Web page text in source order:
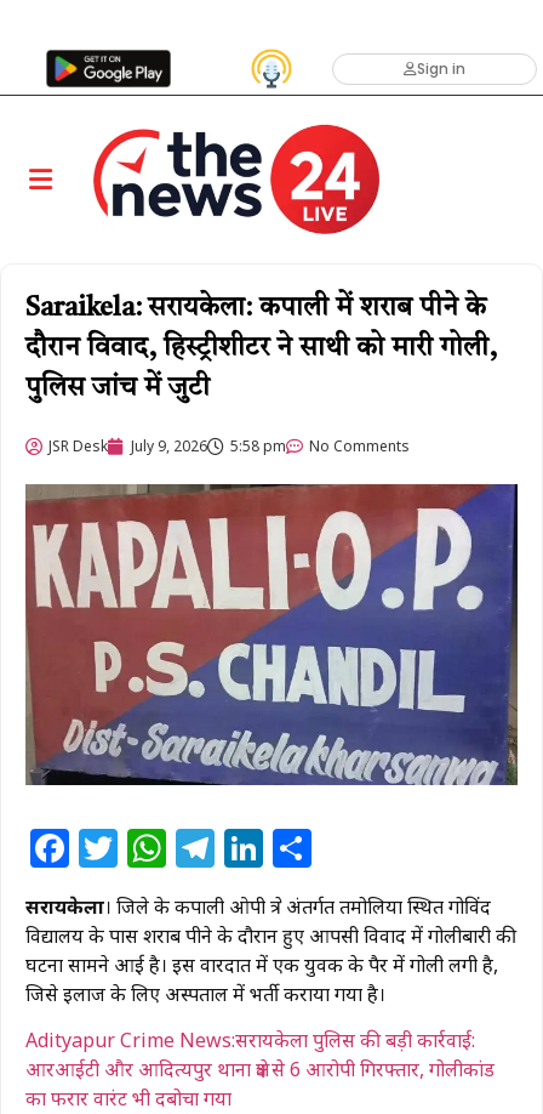
Sign in
Saraikela: सरायकेला: कपाली में शराब पीने के
दौरान विवाद, हिस्ट्रीशीटर ने साथी को मारी गोली,
पुलिस जांच में जुटी
JSR Desk July 9, 2026 5:58 pm No Comments
Facebook
Twitter
WhatsApp
Telegram
LinkedIn
​सरायकेला। जिले के कपाली ओपी क्षेत्र अंतर्गत तमोलिया स्थित गोविंद
विद्यालय के पास शराब पीने के दौरान हुए आपसी विवाद में गोलीबारी की
घटना सामने आई है। इस वारदात में एक युवक के पैर में गोली लगी है,
जिसे इलाज के लिए अस्पताल में भर्ती कराया गया है।
Adityapur Crime News:सरायकेला पुलिस की बड़ी कार्रवाई:
आरआईटी और आदित्यपुर थाना क्षेत्र से 6 आरोपी गिरफ्तार, गोलीकांड
का फरार वारंट भी दबोचा गया